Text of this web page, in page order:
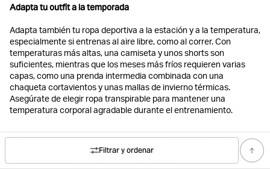
Filtrar y ordenar
Adapta tu outfit a la temporada
Adapta también tu ropa deportiva a la estación y a la temperatura,
especialmente si entrenas al aire libre, como al correr. Con
temperaturas más altas, una camiseta y unos shorts son
suficientes, mientras que los meses más fríos requieren varias
capas, como una prenda intermedia combinada con una
chaqueta cortavientos y unas mallas de invierno térmicas.
Asegúrate de elegir ropa transpirable para mantener una
temperatura corporal agradable durante el entrenamiento.
Ropa deportiva con propiedades de
evacuación de la humedad